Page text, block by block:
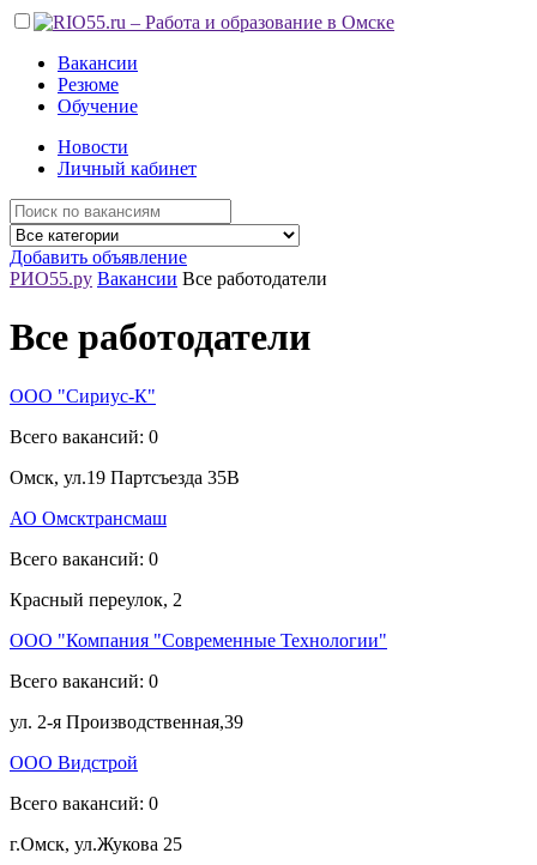
Вакансии
Резюме
Обучение
Новости
Личный кабинет
Добавить объявление
РИО55.ру Вакансии Все работодатели
Все работодатели
ООО "Сириус-К"
Всего вакансий: 0
Омск, ул.19 Партсъезда 35В
АО Омсктрансмаш
Всего вакансий: 0
Красный переулок, 2
ООО "Компания "Современные Технологии"
Всего вакансий: 0
ул. 2-я Производственная,39
ООО Видстрой
Всего вакансий: 0
г.Омск, ул.Жукова 25